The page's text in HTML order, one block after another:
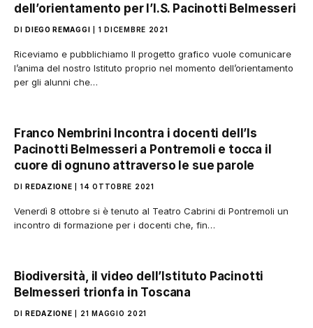
dell’orientamento per l’I.S. Pacinotti Belmesseri
DI DIEGO REMAGGI 1 DICEMBRE 2021
Riceviamo e pubblichiamo Il progetto grafico vuole comunicare
l’anima del nostro Istituto proprio nel momento dell’orientamento
per gli alunni che…
Franco Nembrini Incontra i docenti dell’Is
Pacinotti Belmesseri a Pontremoli e tocca il
cuore di ognuno attraverso le sue parole
DI REDAZIONE 14 OTTOBRE 2021
Venerdì 8 ottobre si è tenuto al Teatro Cabrini di Pontremoli un
incontro di formazione per i docenti che, fin…
Biodiversità, il video dell’Istituto Pacinotti
Belmesseri trionfa in Toscana
DI REDAZIONE 21 MAGGIO 2021